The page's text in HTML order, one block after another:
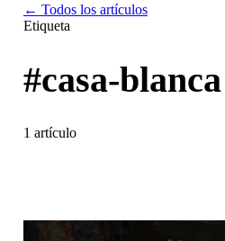
← Todos los artículos
Etiqueta
#casa-blanca
1 artículo